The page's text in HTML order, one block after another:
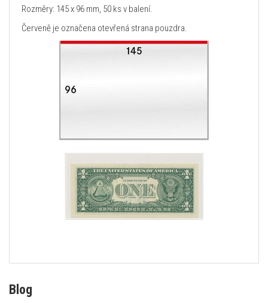
Rozměry: 145 x 96 mm, 50 ks v balení.
Červeně je označena otevřená strana pouzdra.
Blog